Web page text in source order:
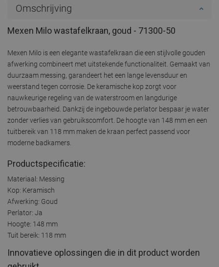
Omschrijving
Mexen Milo wastafelkraan, goud - 71300-50
Mexen Milo is een elegante wastafelkraan die een stijlvolle gouden
afwerking combineert met uitstekende functionaliteit. Gemaakt van
duurzaam messing, garandeert het een lange levensduur en
weerstand tegen corrosie. De keramische kop zorgt voor
nauwkeurige regeling van de waterstroom en langdurige
betrouwbaarheid. Dankzij de ingebouwde perlator bespaar je water
zonder verlies van gebruikscomfort. De hoogte van 148 mm en een
tuitbereik van 118 mm maken de kraan perfect passend voor
moderne badkamers.
Productspecificatie:
Materiaal: Messing
Kop: Keramisch
Afwerking: Goud
Perlator: Ja
Hoogte: 148 mm
Tuit bereik: 118 mm
Innovatieve oplossingen die in dit product worden